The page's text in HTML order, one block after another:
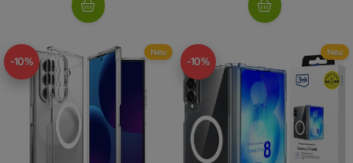
-10%
Neu
-10%
Neu